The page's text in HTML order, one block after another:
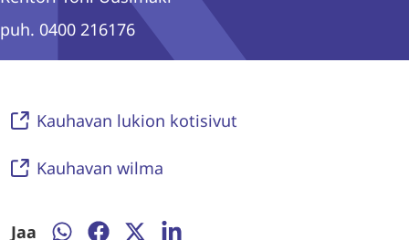
puh. 0400 216176
Kauhavan lukion kotisivut
Kauhavan wilma
Jaa